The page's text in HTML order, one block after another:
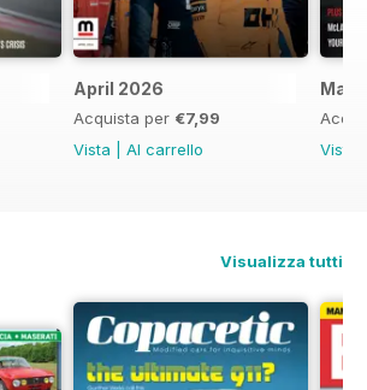
April 2026
Acquista per €7,99
Vista
Al carrello
Vista
Visualizza tutti